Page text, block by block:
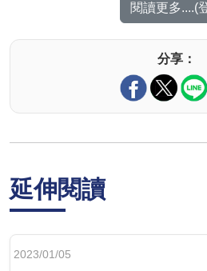
閱讀更多....(
分享：
延伸閱讀
2023/01/05